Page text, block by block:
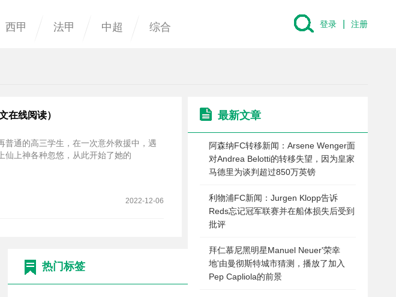
西甲 法甲 中超 综合 登录 注册
在线阅读）
普通的高三学生，在一次意外救援中，遇
仙上神各种忽悠，从此开始了她的
2022-12-06
最新文章
阿森纳FC转移新闻：Arsene Wenger面
对Andrea Belotti的转移失望，因为皇家
马德里为谈判超过850万英镑
利物浦FC新闻：Jurgen Klopp告诉
Reds忘记冠军联赛并在船体损失后受到
批评
拜仁慕尼黑明星Manuel Neuer'荣幸
地'由曼彻斯特城市猜测，播放了加入
Pep Capliola的前景
热门标签